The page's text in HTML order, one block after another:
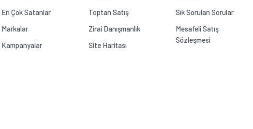
En Çok Satanlar
Markalar
Kampanyalar
Toptan Satış
Zirai Danışmanlık
Site Haritası
Sık Sorulan Sorular
Mesafeli Satış
Sözleşmesi